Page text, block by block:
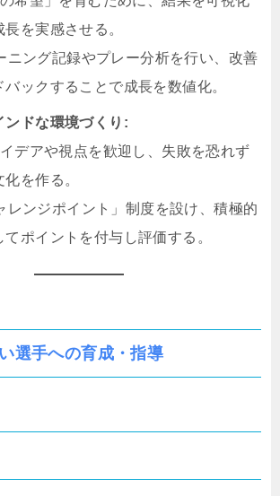
を実感させる。
ング記録やプレー分析を行い、改善
バックすることで成長を数値化。
ンドな環境づくり:
デアや視点を歓迎し、失敗を恐れず
を作る。
ンジポイント」制度を設け、積極的
ポイントを付与し評価する。
選手への育成・指導